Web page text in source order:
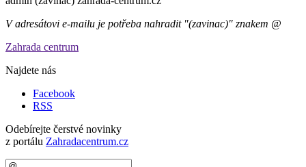
V adresátovi e-mailu je potřeba nahradit "(zavinac)" znakem @
Zahrada centrum
Najdete nás
Facebook
RSS
Odebírejte čerstvé novinky
z portálu Zahradacentrum.cz